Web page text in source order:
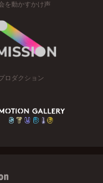
を動かすかけ声
ロダクション